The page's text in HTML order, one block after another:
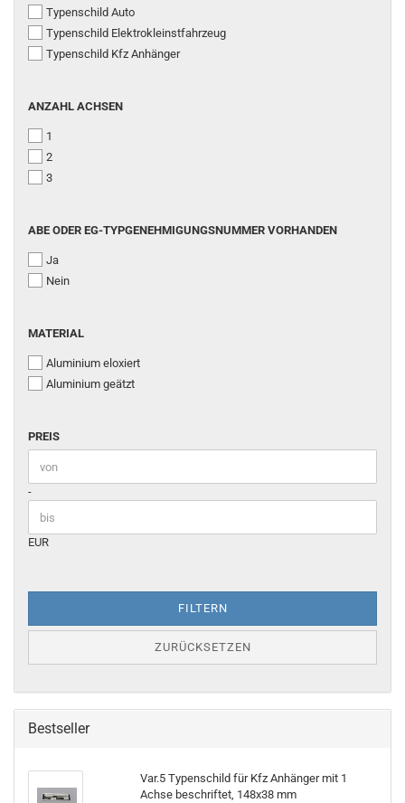
Typenschild Auto
Typenschild Elektrokleinstfahrzeug
Typenschild Kfz Anhänger
ANZAHL
ANZAHL ACHSEN
1
2
3
ABE
TYPGENEHMIGUNGSNUMMER
ABE ODER EG-TYPGENEHMIGUNGSNUMMER VORHANDEN
Ja
Nein
MATERIAL
MATERIAL
Aluminium eloxiert
Aluminium geätzt
PREIS
PREIS
Preis bis
-
EUR
FILTERN
ZURÜCKSETZEN
Bestseller
Var.5 Typenschild für Kfz Anhänger mit 1
Achse beschriftet, 148x38 mm